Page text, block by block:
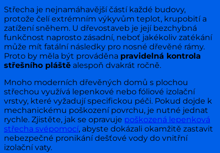
Střecha je nejnamáhavější částí každé budovy,
protože čelí extrémním výkyvům teplot, krupobití a
zatížení sněhem. U dřevostaveb je její bezchybná
funkčnost naprosto zásadní, neboť jakékoliv zatékání
může mít fatální následky pro nosné dřevěné rámy.
Proto by měla být prováděna pravidelná kontrola
střešního pláště alespoň dvakrát ročně.
Mnoho moderních dřevěných domů s plochou
střechou využívá lepenkové nebo fóliové izolační
vrstvy, které vyžadují specifickou péči. Pokud dojde k
mechanickému poškození povrchu, je nutné jednat
rychle. Zjistěte, jak se opravuje poškozená lepenková
střecha svépomocí, abyste dokázali okamžitě zastavit
nebezpečné pronikání dešťové vody do vnitřní
izolační vaty.